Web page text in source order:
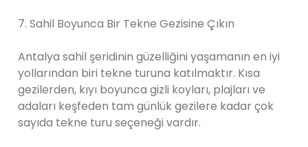
7. Sahil Boyunca Bir Tekne Gezisine Çıkın
Antalya sahil şeridinin güzelliğini yaşamanın en iyi
yollarından biri tekne turuna katılmaktır. Kısa
gezilerden, kıyı boyunca gizli koyları, plajları ve
adaları keşfeden tam günlük gezilere kadar çok
sayıda tekne turu seçeneği vardır.